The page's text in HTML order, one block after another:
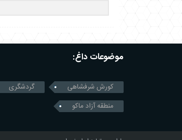
موضوعات داغ:
کورش شرفشاهی گردشگری
منطقه آزاد ماکو